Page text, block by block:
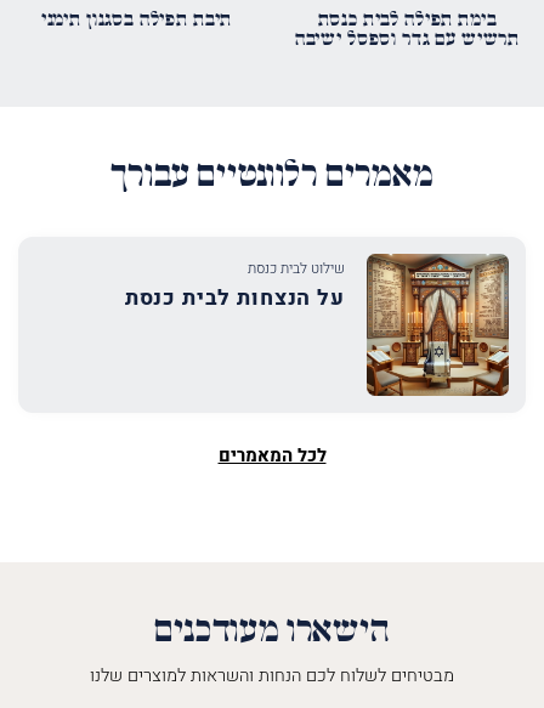
בימת תפילה לבית כנסת
תרשיש עם גדר וספסל ישיבה
תיבת תפילה בסגנון תימני
מאמרים רלוונטיים עבורך
שילוט לבית כנסת
על הנצחות לבית כנסת
לכל המאמרים
הישארו מעודכנים
מבטיחים לשלוח לכם הנחות והשראות למוצרים שלנו